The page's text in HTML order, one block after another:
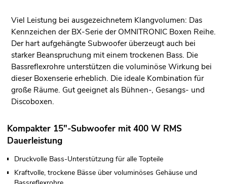
Viel Leistung bei ausgezeichnetem Klangvolumen: Das
Kennzeichen der BX-Serie der OMNITRONIC Boxen Reihe.
Der hart aufgehängte Subwoofer überzeugt auch bei
starker Beanspruchung mit einem trockenen Bass. Die
Bassreflexrohre unterstützen die voluminöse Wirkung bei
dieser Boxenserie erheblich. Die ideale Kombination für
große Räume. Gut geeignet als Bühnen-, Gesangs- und
Discoboxen.
Kompakter 15"-Subwoofer mit 400 W RMS
Dauerleistung
Druckvolle Bass-Unterstützung für alle Topteile
Kraftvolle, trockene Bässe über voluminöses Gehäuse und